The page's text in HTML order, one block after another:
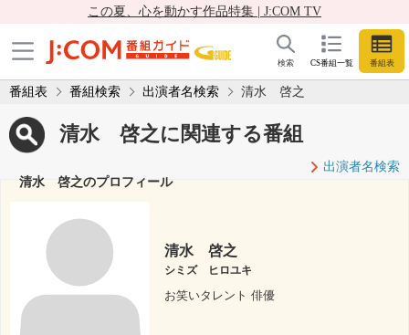
この夏、心を動かす作品特集 | J:COM TV
CS番組一覧 番組表
検索
番組表 番組検索 出演者名検索 清水 啓之
清水 啓之に関連する番組
出演者名検索
清水 啓之のプロフィール
清水 啓之
シミズ ヒロユキ
お笑いタレント 俳優